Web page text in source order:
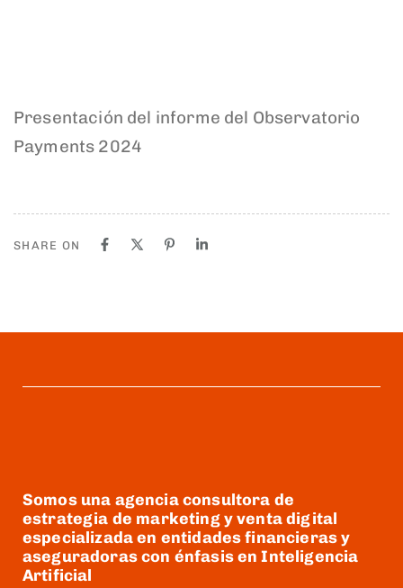
Presentación del informe del Observatorio
Payments 2024
SHARE ON
Somos una agencia consultora de
estrategia de marketing y venta digital
especializada en entidades financieras y
aseguradoras con énfasis en Inteligencia
Artificial